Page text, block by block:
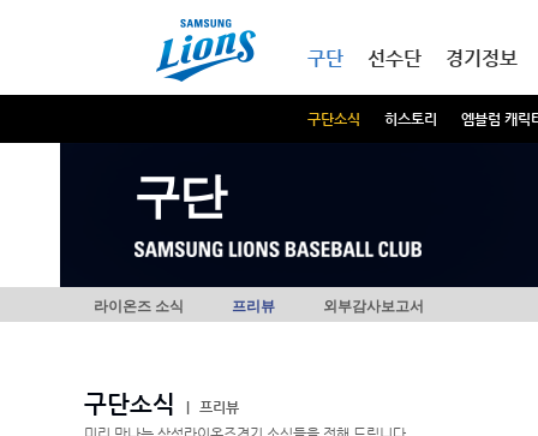
구단
구단소식 히스토리 엠블럼 캐릭
선수단 경기정보
구단
라이온즈 소식 프리뷰 외부감사보고서
구단소식
프리뷰